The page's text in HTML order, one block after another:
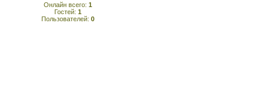
Онлайн всего: 1
Гостей: 1
Пользователей: 0